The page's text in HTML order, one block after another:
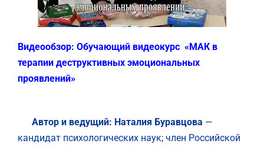
Видеообзор: Обучающий видеокурс «МАК в
терапии деструктивных эмоциональных
проявлений»
Автор и ведущий: Наталия Буравцова —
кандидат психологических наук; член Российской